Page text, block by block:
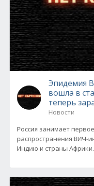
Эпидемия
вошла в
теперь
Новости
Россия занимает
распространения ВИЧ-
Индию и страны